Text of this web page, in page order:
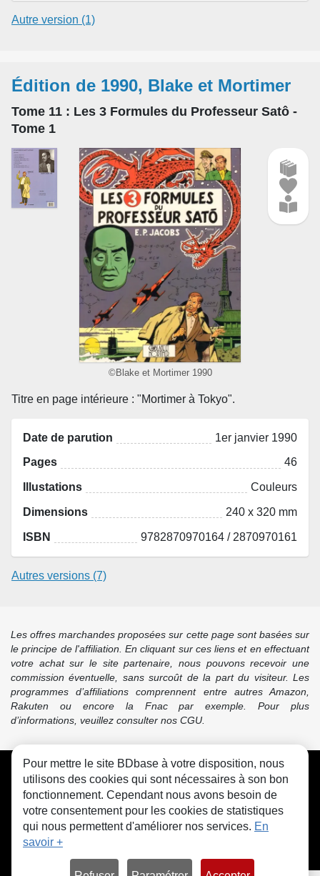
Autre version (1)
Édition de 1990, Blake et Mortimer
Tome 11 : Les 3 Formules du Professeur Satô -
Tome 1
©Blake et Mortimer 1990
Titre en page intérieure : "Mortimer à Tokyo".
Date de parution 1er janvier 1990
Pages 46
Illustations Couleurs
Dimensions 240 x 320 mm
ISBN 9782870970164 / 2870970161
Autres versions (7)
Les offres marchandes proposées sur cette page sont basées sur
le principe de l'affiliation. En cliquant sur ces liens et en effectuant
votre achat sur le site partenaire, nous pouvons recevoir une
commission éventuelle, sans surcoût de la part du visiteur. Les
programmes d’affiliations comprennent entre autres Amazon,
Rakuten ou encore la Fnac par exemple. Pour plus
d’informations, veuillez consulter nos CGU.
CGU FAQ Contact Cookies
Pour mettre le site BDbase à votre disposition, nous
utilisons des cookies qui sont nécessaires à son bon
fonctionnement. Cependant nous avons besoin de
votre consentement pour les cookies de statistiques
qui nous permettent d'améliorer nos services. En
savoir +